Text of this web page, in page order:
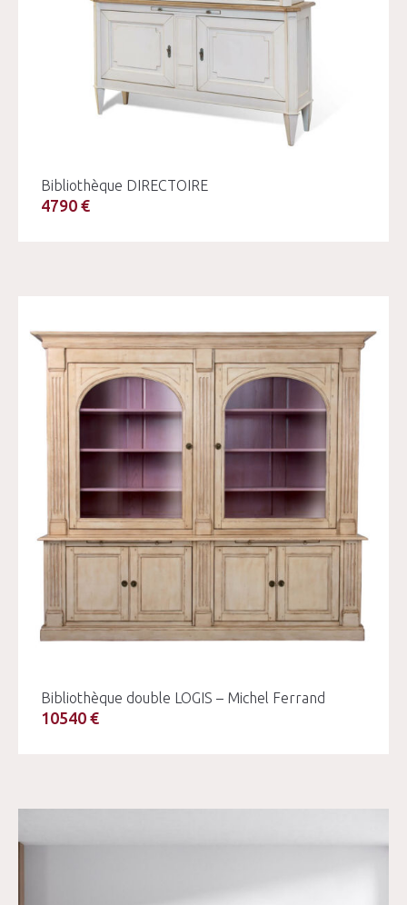
Bibliothèque DIRECTOIRE
4790 €
Bibliothèque double LOGIS – Michel Ferrand
10540 €